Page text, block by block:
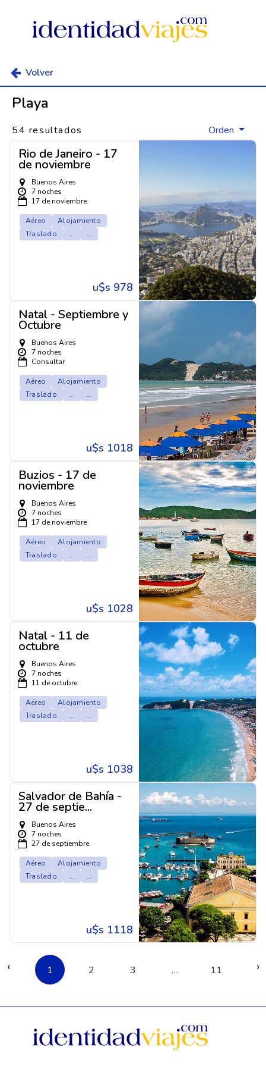
Volver
Playa
54 resultados Orden
Rio de Janeiro - 17
de noviembre
Buenos Aires
7 noches
17 de noviembre
Aéreo
Alojamiento
Traslado
... ...
u$s 978
Natal - Septiembre y
Octubre
Buenos Aires
7 noches
Consultar
Aéreo
Alojamiento
Traslado
... ...
u$s 1018
Buzios - 17 de
noviembre
Buenos Aires
7 noches
17 de noviembre
Aéreo
Alojamiento
Traslado
... ...
u$s 1028
Natal - 11 de
octubre
Buenos Aires
7 noches
11 de octubre
Aéreo
Alojamiento
Traslado
... ...
u$s 1038
Salvador de Bahía -
27 de septie...
Buenos Aires
7 noches
27 de septiembre
Aéreo
Alojamiento
Traslado
... ...
u$s 1118
‹ 1 2 3 … 11 ›